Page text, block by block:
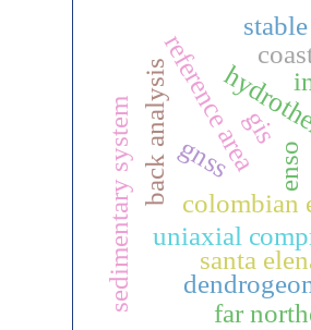
colombian
uniaxial
sedimentary systemreference areagis
back analysis
santa
far
enso
gnss